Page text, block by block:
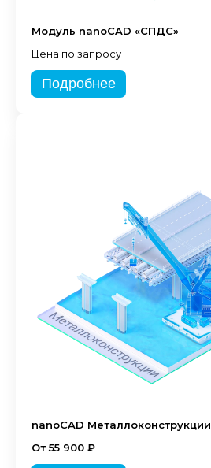
Модуль nanoCAD «СПДС»
Цена по запросу
Подробнее
nanoCAD Металлоконструкции
От 55 900 ₽